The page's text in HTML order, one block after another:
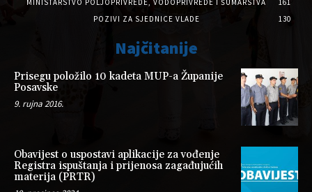
MINISTARSTVO POLJOPRIVREDE, VODOPRIVREDE I ŠUMARSTVA
161
POZIVI ZA SJEDNICE VLADE
130
Najčitanije
Prisegu položilo 10 kadeta MUP-a Županije
Posavske
9. rujna 2016.
Obavijest o uspostavi aplikacije za vođenje
Registra ispuštanja i prijenosa zagađujućih
materija (PRTR)